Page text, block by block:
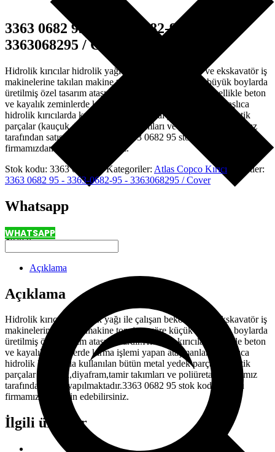
Search
3363 0682 95 – 3363-0682-95 –
3363068295 / Cover
Hidrolik kırıcılar hidrolik yağı ile çalışan bekoloder ve ekskavatör iş
makinelerine takılan makine tonajına göre küçük ve büyük boylarda
üretilmiş özel tasarım ataşmanlardır.Hidrolik kırıcılar özellikle beton
ve kayalık zeminlerde kırma işlemi yapan ataşmanlardır.Başlıca
hidrolik kırıcılarda kullanılan bütün metal yedek parçalar,plastik
parçalar (kauçuk,diyafram,tamir takımları ve poliüretan) firmamız
tarafından satışı yapılmaktadır.3363 0682 95 stok kodlu ürünü
firmamızdan temin edebilirsiniz.
Stok kodu: 3363 0682 95 Kategoriler: Atlas Copco Kırıcı
Etiketler:
3363 0682 95 - 3363-0682-95 - 3363068295 / Cover
Whatsapp
WHATSAPP
Açıklama
Açıklama
Hidrolik kırıcılar hidrolik yağı ile çalışan bekoloder ve ekskavatör iş
makinelerine takılan makine tonajına göre küçük ve büyük boylarda
üretilmiş özel tasarım ataşmanlardır.Hidrolik kırıcılar özellikle beton
ve kayalık zeminlerde kırma işlemi yapan ataşmanlardır.Başlıca
hidrolik kırıcılarda kullanılan bütün metal yedek parçalar,plastik
parçalar (kauçuk,diyafram,tamir takımları ve poliüretan) firmamız
tarafından satışı yapılmaktadır.3363 0682 95 stok kodlu ürünü
firmamızdan temin edebilirsiniz.
İlgili ürünler